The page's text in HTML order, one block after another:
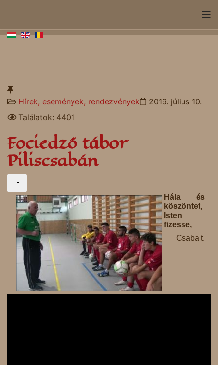
Hírek, események, rendezvények
2016. július 10.
Találatok: 4401
Fociedző tábor
Piliscsabán
Hála és
köszöntet,
Isten
fizesse,
Csaba t.